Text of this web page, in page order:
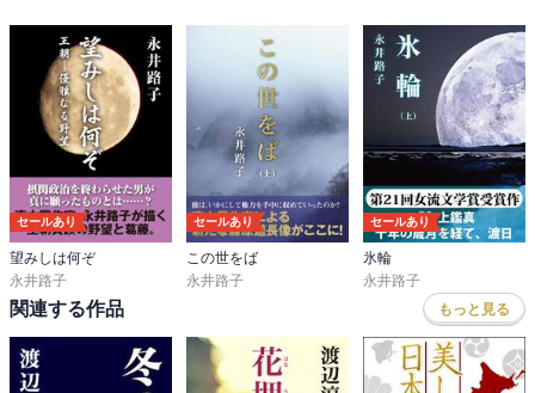
セールあり
望みしは何ぞ
永井路子
セールあり
この世をば
永井路子
セールあり
氷輪
永井路子
関連する作品 もっと見る